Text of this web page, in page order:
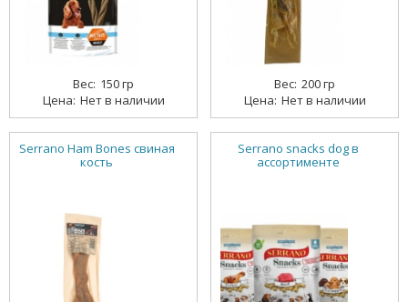
150 гр
Нет в наличии
200 гр
Нет в наличии
Serrano Ham Bones свиная
кость
Serrano snacks dog в
ассортименте